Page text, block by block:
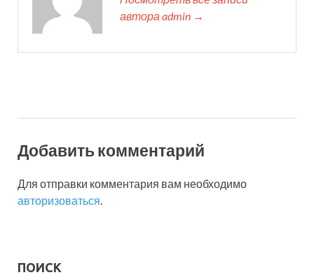
автора admin →
Добавить комментарий
Для отправки комментария вам необходимо
авторизоваться
ПОИСК